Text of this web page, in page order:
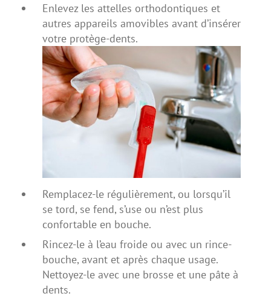
Enlevez les attelles orthodontiques et
autres appareils amovibles avant d’insérer
votre protège-dents.
Remplacez-le régulièrement, ou lorsqu’il
se tord, se fend, s’use ou n’est plus
confortable en bouche.
Rincez-le à l’eau froide ou avec un rince-
bouche, avant et après chaque usage.
Nettoyez-le avec une brosse et une pâte à
dents.